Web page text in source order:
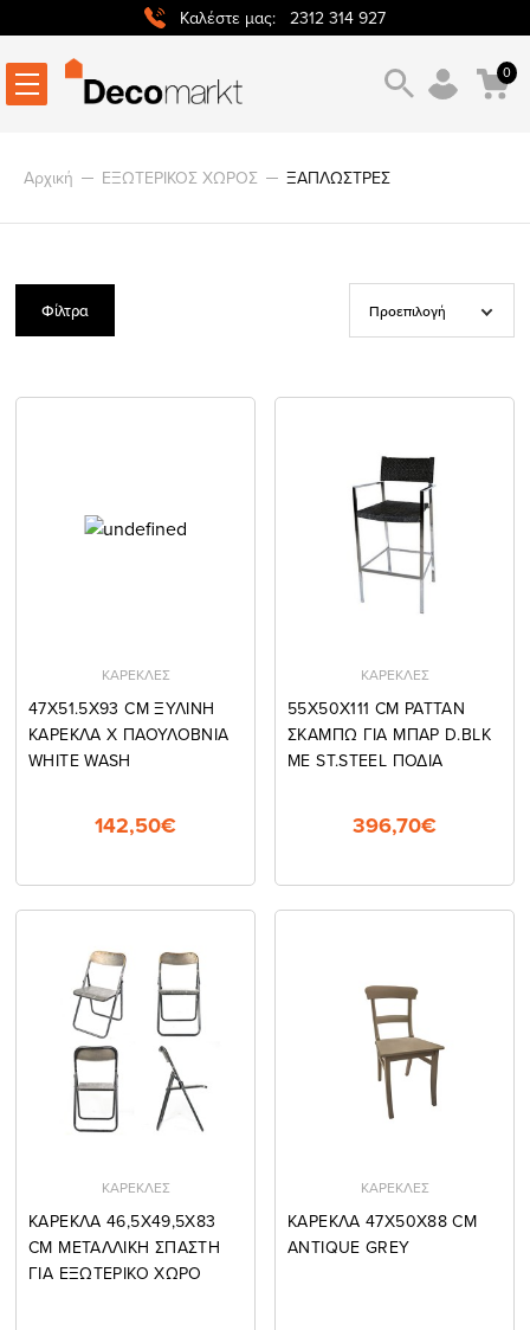
Καλέστε μας: 2312 314 927
0
Αρχική ΕΞΩΤΕΡΙΚΟΣ ΧΩΡΟΣ ΞΑΠΛΩΣΤΡΕΣ
Φίλτρα
ΚΑΡΕΚΛΕΣ
47Χ51.5Χ93 CM ΞΥΛΙΝΗ
ΚΑΡΕΚΛΑ X ΠΑΟΥΛΟΒΝΙΑ
WHITE WASH
142,50€
ΚΑΡΕΚΛΕΣ
55Χ50Χ111 CM ΡΑΤΤΑΝ
ΣΚΑΜΠΩ ΓΙΑ ΜΠΑΡ D.BLK
ΜΕ ST.STEEL ΠΟΔΙΑ
396,70€
ΚΑΡΕΚΛΕΣ
ΚΑΡΕΚΛΑ 46,5X49,5X83
CM ΜΕΤΑΛΛΙΚΗ ΣΠΑΣΤΗ
ΓΙΑ ΕΞΩΤΕΡΙΚΟ ΧΩΡΟ
ΚΑΡΕΚΛΕΣ
ΚΑΡΕΚΛΑ 47X50X88 CM
ΑΝΤΙQUE GREY